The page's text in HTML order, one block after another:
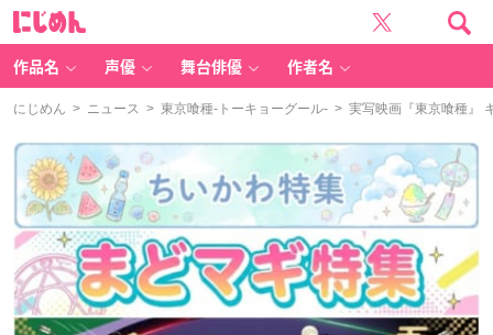
作品名 声優 舞台俳優 作者名
にじめん > ニュース > 東京喰種-トーキョーグール- > 実写映画『東京喰種』